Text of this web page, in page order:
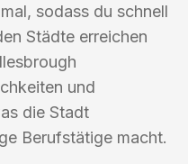
sodass du schnell
Städte erreichen
und
die Stadt
Berufstätige macht.